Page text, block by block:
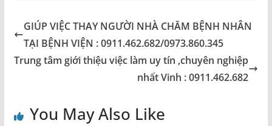
GIÚP VIỆC THAY NGƯỜI NHÀ CHĂM BỆNH NHÂN
TẠI BỆNH VIỆN : 0911.462.682/0973.860.345
Trung tâm giới thiệu việc làm uy tín ,chuyên nghiệp
nhất Vinh : 0911.462.682
You May Also Like